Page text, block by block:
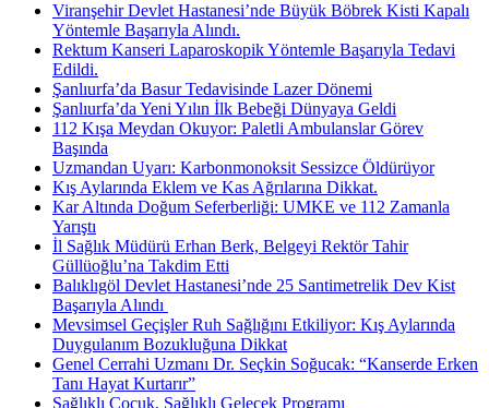
Viranşehir Devlet Hastanesi’nde Büyük Böbrek Kisti Kapalı
Yöntemle Başarıyla Alındı.
Rektum Kanseri Laparoskopik Yöntemle Başarıyla Tedavi
Edildi.
Şanlıurfa’da Basur Tedavisinde Lazer Dönemi
Şanlıurfa’da Yeni Yılın İlk Bebeği Dünyaya Geldi
112 Kışa Meydan Okuyor: Paletli Ambulanslar Görev
Başında
Uzmandan Uyarı: Karbonmonoksit Sessizce Öldürüyor
Kış Aylarında Eklem ve Kas Ağrılarına Dikkat.
Kar Altında Doğum Seferberliği: UMKE ve 112 Zamanla
Yarıştı
İl Sağlık Müdürü Erhan Berk, Belgeyi Rektör Tahir
Güllüoğlu’na Takdim Etti
Balıklıgöl Devlet Hastanesi’nde 25 Santimetrelik Dev Kist
Başarıyla Alındı ​
Mevsimsel Geçişler Ruh Sağlığını Etkiliyor: Kış Aylarında
Duygulanım Bozukluğuna Dikkat
Genel Cerrahi Uzmanı Dr. Seçkin Soğucak: “Kanserde Erken
Tanı Hayat Kurtarır”
Sağlıklı Çocuk, Sağlıklı Gelecek Programı